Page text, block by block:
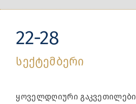
22-28
სექტემბერი
ყოველდღიური გაკვეთილები